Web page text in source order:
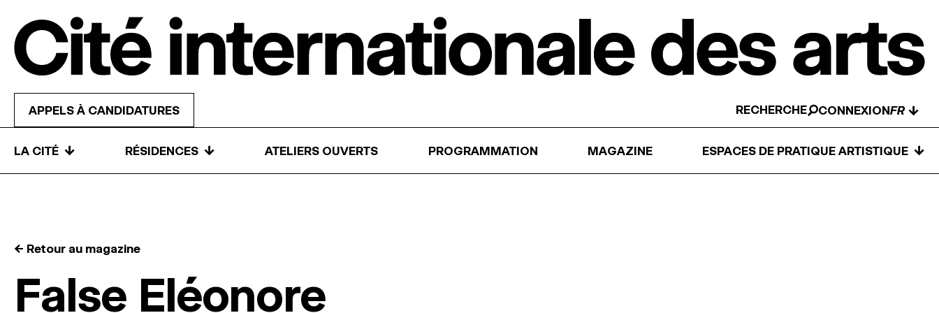
APPELS À CANDIDATURES RECHERCHE CONNEXION ↓
LA CITÉ ↓ RÉSIDENCES ↓ ATELIERS OUVERTS PROGRAMMATION MAGAZINE ESPACES DE PRATIQUE ARTISTIQUE ↓
← Retour au magazine
False Eléonore